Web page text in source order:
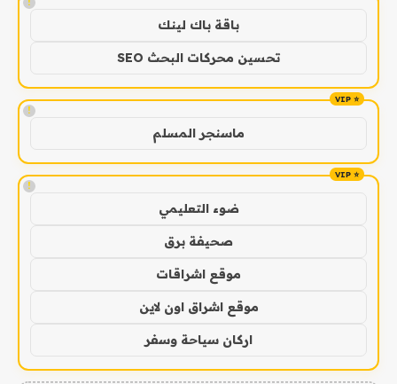
باقة باك لينك
تحسين محركات البحث SEO
!
ماسنجر المسلم
!
ضوء التعليمي
صحيفة برق
موقع اشراقات
موقع اشراق اون لاين
اركان سياحة وسفر